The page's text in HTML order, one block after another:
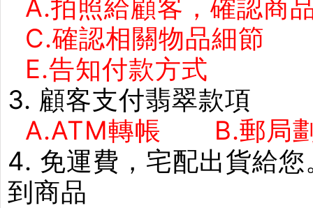
A.拍照給顧客，確認商
C.確認相關物品細
E.告知付款方式 F.
3. 顧客支付翡翠款項
A.ATM轉帳 B.郵局劃
4. 免運費，宅配出貨給
到商品